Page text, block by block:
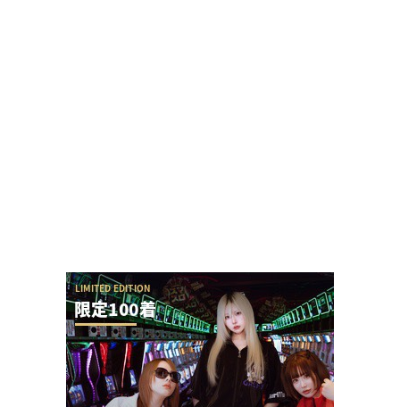
ネイルが特徴的な女性演者さん「指が気になって
仕方ない、スロには不向き」とインスタで言われ
て...